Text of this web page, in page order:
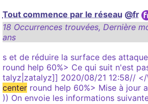
Tout commence par le réseau @fr
18 Occurrences trouvées, Dernière
ans
s et de réduire la surface des
round help 60%> Ce qui suit n'est
talyz|zatalyz]] 2020/08/21 12:58// </
centerround help 60%> Mise à jour
)) On envoie les informations